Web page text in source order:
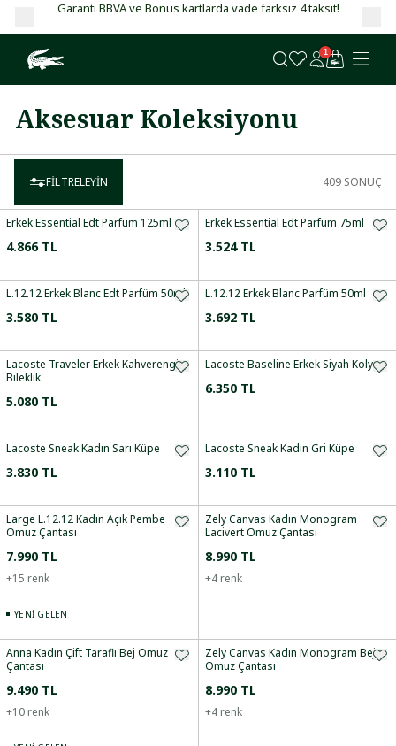
Garanti BBVA ve Bonus kartlarda vade farksız 4 taksit!
1
Aksesuar Koleksiyonu
FILTRELEYIN 409 SONUÇ
Erkek Essential Edt Parfüm 125ml
4.866 TL
Erkek Essential Edt Parfüm 75ml
3.524 TL
L.12.12 Erkek Blanc Edt Parfüm 50ml
3.580 TL
L.12.12 Erkek Blanc Parfüm 50ml
3.692 TL
Lacoste Traveler Erkek Kahverengi
Bileklik
5.080 TL
Lacoste Baseline Erkek Siyah Kolye
6.350 TL
Lacoste Sneak Kadın Sarı Küpe
3.830 TL
Lacoste Sneak Kadın Gri Küpe
3.110 TL
Large L.12.12 Kadın Açık Pembe
Omuz Çantası
7.990 TL
+15 renk
YENI GELEN
Zely Canvas Kadın Monogram
Lacivert Omuz Çantası
8.990 TL
+4 renk
Anna Kadın Çift Taraflı Bej Omuz
Çantası
9.490 TL
+10 renk
Zely Canvas Kadın Monogram Bej
Omuz Çantası
8.990 TL
+4 renk